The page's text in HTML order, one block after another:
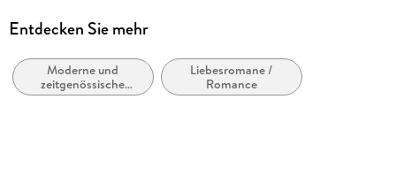
Autor/Autorin
Verlag/Hersteller
via tolino media
Entdecken Sie mehr
Moderne und
zeitgenössische
Belletristik: allgemein
Liebesromane /
Romance